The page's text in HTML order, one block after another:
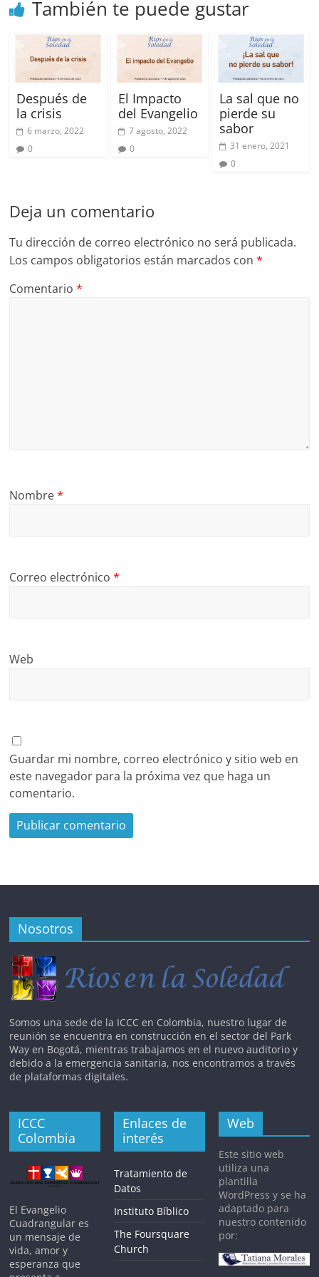
Way
barrio
Soledad
en
Bogotá
También te puede gustar
Después de
la crisis
6 marzo, 2022
0
El Impacto
del Evangelio
7 agosto, 2022
0
La sal que no
pierde su
sabor
31 enero, 2021
0
Deja un comentario
Tu dirección de correo electrónico no será publicada.
Los campos obligatorios están marcados con*
Comentario*
Nombre*
Correo electrónico*
Web
Guardar mi nombre, correo electrónico y sitio web en
este navegador para la próxima vez que haga un
comentario.
Nosotros
Somos una sede de la ICCC en Colombia, nuestro lugar de
reunión se encuentra en construcción en el sector del Park
Way en Bogotá, mientras trabajamos en el nuevo auditorio y
debido a la emergencia sanitaria, nos encontramos a través
de plataformas digitales.
ICCC
Colombia
El Evangelio
Cuadrangular es
un mensaje de
vida, amor y
esperanza que
Enlaces de
interés
Tratamiento de
Datos
Instituto Bíblico
The Foursquare
Church
Web
Este sitio web
utiliza una
plantilla
WordPress y se ha
adaptado para
nuestro contenido
por: